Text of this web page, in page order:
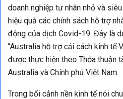
doanh nghiệp tư nhân nhỏ và
hiệu quả các chính sách hỗ trợ
động của dịch Covid-19. Đây là
“Australia hỗ trợ cải cách kinh tế
được thực hiện theo Thỏa thuận
Australia và Chính phủ Việt Nam.
Trong bối cảnh nền kinh tế nói